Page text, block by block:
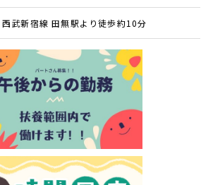
西武新宿線 田無駅より徒歩約10分